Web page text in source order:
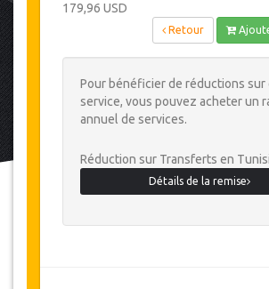
179,96 USD
Retour
Pour bénéficier de réductions sur
service, vous pouvez acheter un
annuel de services.
Réduction sur Transferts en
Détails de la remise